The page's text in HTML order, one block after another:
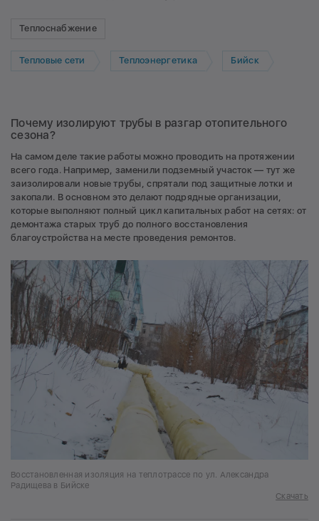
Теплоснабжение
Тепловые сети Теплоэнергетика Бийск
Почему изолируют трубы в разгар отопительного
сезона?
На самом деле такие работы можно проводить на протяжении
всего года. Например, заменили подземный участок — тут же
заизолировали новые трубы, спрятали под защитные лотки и
закопали. В основном это делают подрядные организации,
которые выполняют полный цикл капитальных работ на сетях: от
демонтажа старых труб до полного восстановления
благоустройства на месте проведения ремонтов.
Восстановленная изоляция на теплотрассе по ул. Александра
Радищева в Бийске
Скачать